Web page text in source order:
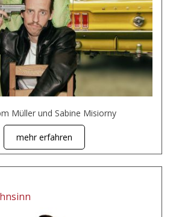
Müller und Sabine Misiorny
mehr erfahren